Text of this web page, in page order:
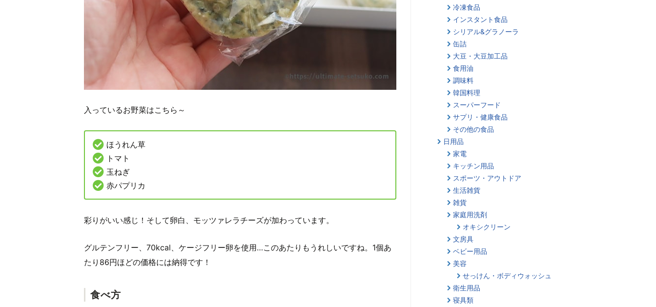
入っているお野菜はこちら～
ほうれん草
トマト
玉ねぎ
赤パプリカ
彩りがいい感じ！そして卵白、モッツァレラチーズが加わっています。
グルテンフリー、70kcal、ケージフリー卵を使用…このあたりもうれしいですね。1個あ
たり86円ほどの価格には納得です！
食べ方
冷凍食品
インスタント食品
シリアル&グラノーラ
缶詰
大豆・大豆加工品
食用油
調味料
韓国料理
スーパーフード
サプリ・健康食品
その他の食品
日用品
家電
キッチン用品
スポーツ・アウトドア
生活雑貨
雑貨
家庭用洗剤
オキシクリーン
文房具
ベビー用品
美容
せっけん・ボディウォッシュ
衛生用品
寝具類